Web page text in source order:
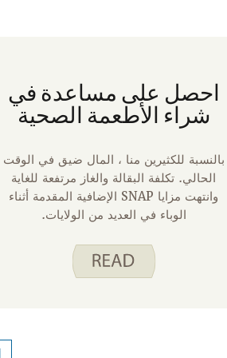
احصل على مساعدة في
شراء الأطعمة الصحية
بالنسبة للكثيرين منا ، المال ضيق في الوقت
الحالي. تكلفة البقالة والغاز مرتفعة للغاية
وانتهت مزايا SNAP الإضافية المقدمة أثناء
الوباء في العديد من الولايات.